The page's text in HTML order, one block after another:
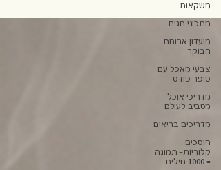
משקאות
מתכוני חגים
מועדון ארוחת
הבוקר
צבעי מאכל עם
סופר פודס
מדריכי אוכל
מסביב לעולם
מדריכים בריאים
חוסכים
קלוריות- תמונה
= 1000 מילים